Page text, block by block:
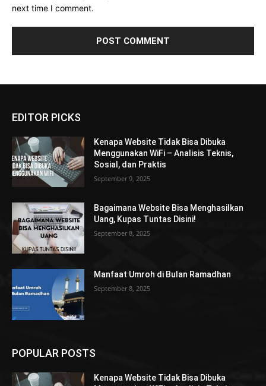
next time I comment.
EDITOR PICKS
Kenapa Website Tidak Bisa Dibuka
Menggunakan WiFi – Analisis Teknis,
Sosial, dan Praktis
September 9, 2025
Bagaimana Website Bisa Menghasilkan
Uang, Kupas Tuntas Disini!
September 8, 2025
Manfaat Umroh di Bulan Ramadhan
September 8, 2025
POPULAR POSTS
Kenapa Website Tidak Bisa Dibuka